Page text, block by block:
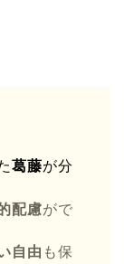
葛藤が分
配慮がで
自由 も保